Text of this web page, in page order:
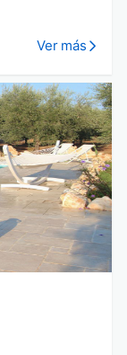
Ver más